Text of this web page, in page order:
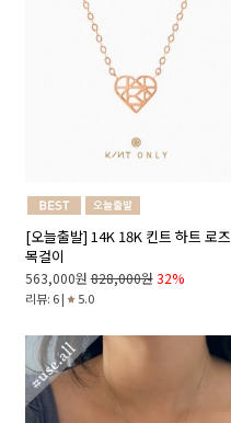
[오늘출발] 14K 18K 킨트 하트 로즈
목걸이
563,000원 828,000원 32%
리뷰: 6 | 5.0